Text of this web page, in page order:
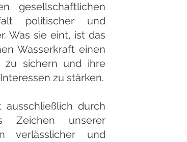
gesellschaftlichen
politischer und
Was sie eint, ist das
Wasserkraft einen
zu sichern und ihre
zu stärken.
ausschließlich durch
Zeichen unserer
verlässlicher und